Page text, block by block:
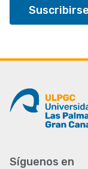
Síguenos en